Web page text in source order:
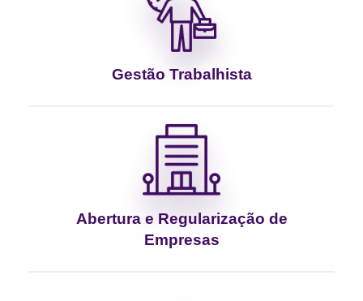
Gestão Trabalhista
Abertura e Regularização de
Empresas